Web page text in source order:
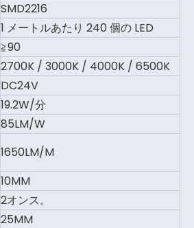
SMD2216
1 メートルあたり 240 個の LED
≧90
2700K / 3000K / 4000K / 6500K
DC24V
19.2W/分
85LM/W
1650LM/M
10MM
2オンス。
25MM